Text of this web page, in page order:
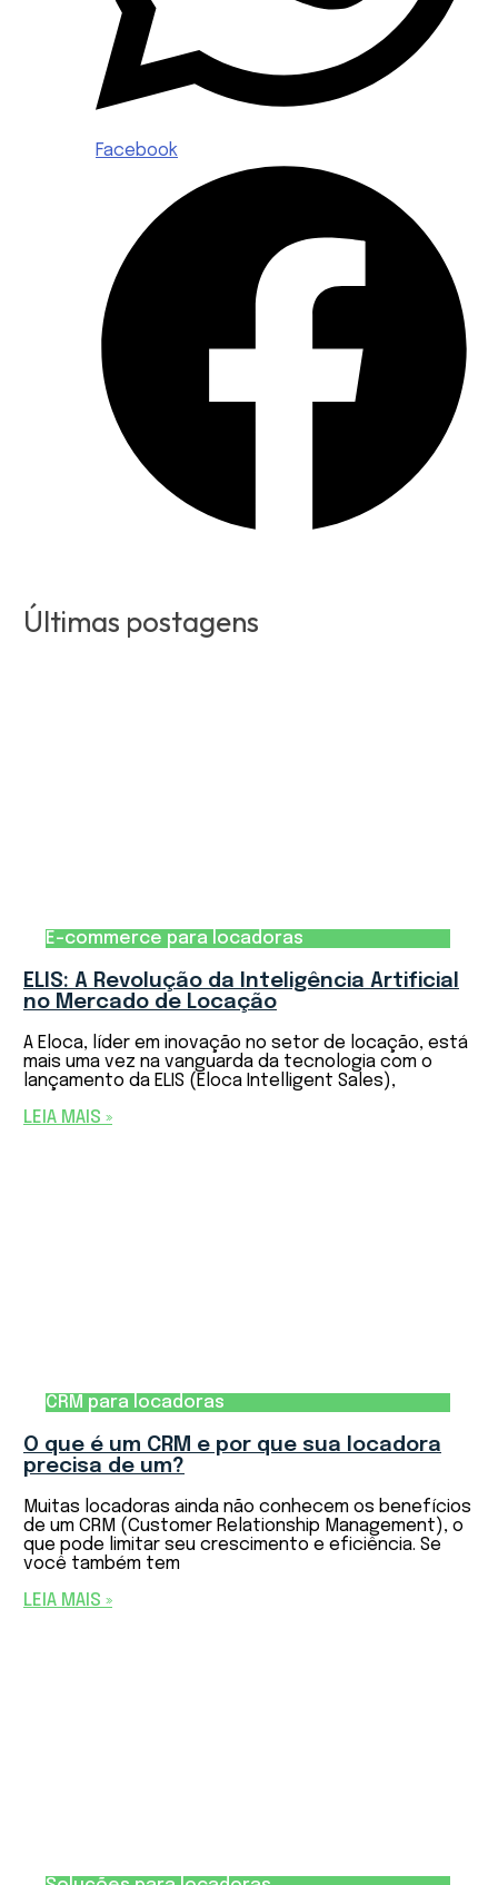
Facebook
Últimas postagens
E-commerce para locadoras
ELIS: A Revolução da Inteligência Artificial
no Mercado de Locação
A Eloca, líder em inovação no setor de locação, está
mais uma vez na vanguarda da tecnologia com o
lançamento da ELIS (Eloca Intelligent Sales),
LEIA MAIS »
CRM para locadoras
O que é um CRM e por que sua locadora
precisa de um?
Muitas locadoras ainda não conhecem os benefícios
de um CRM (Customer Relationship Management), o
que pode limitar seu crescimento e eficiência. Se
você também tem
LEIA MAIS »